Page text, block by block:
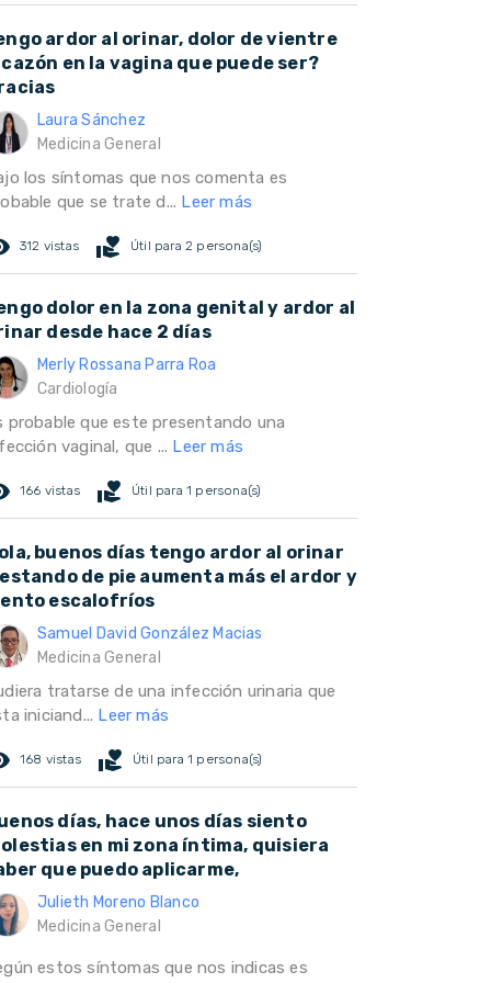
ardor al orinar, dolor de vientre
en la vagina que puede ser?
Laura Sánchez
Medicina General
los síntomas que nos comenta es
que se trate d... Leer más
312 vistas volunteer_activism Útil para 2 persona(s)
dolor en la zona genital y ardor al
desde hace 2 días
Merly Rossana Parra Roa
Cardiología
probable que este presentando una
vaginal, que ... Leer más
166 vistas volunteer_activism Útil para 1 persona(s)
buenos días tengo ardor al orinar
de pie aumenta más el ardor y
escalofríos
Samuel David González Macias
Medicina General
tratarse de una infección urinaria que
iniciand... Leer más
168 vistas volunteer_activism Útil para 1 persona(s)
días, hace unos días siento
en mi zona íntima, quisiera
que puedo aplicarme,
Julieth Moreno Blanco
Medicina General
estos síntomas que nos indicas es